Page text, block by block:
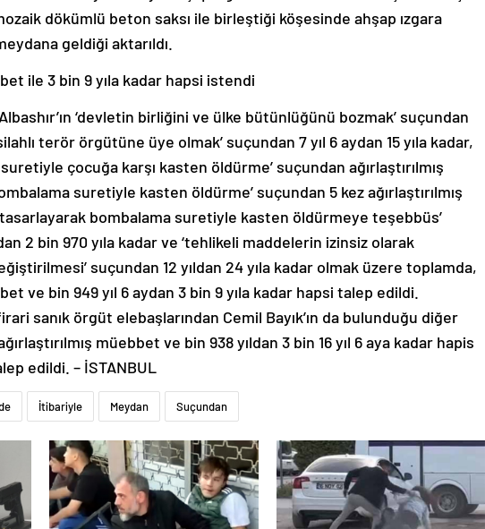
dökümlü beton saksı ile birleştiği köşesinde ahşap ızgara
geldiği aktarıldı.
ile 3 bin 9 yıla kadar hapsi istendi
‘devletin birliğini ve ülke bütünlüğünü bozmak’ suçundan
terör örgütüne üye olmak’ suçundan 7 yıl 6 aydan 15 yıla kadar,
çocuğa karşı kasten öldürme’ suçundan ağırlaştırılmış
suretiyle kasten öldürme’ suçundan 5 kez ağırlaştırılmış
bombalama suretiyle kasten öldürmeye teşebbüs’
2 bin 970 yıla kadar ve ‘tehlikeli maddelerin izinsiz olarak
suçundan 12 yıldan 24 yıla kadar olmak üzere toplamda,
ve bin 949 yıl 6 aydan 3 bin 9 yıla kadar hapsi talep edildi.
sanık örgüt elebaşlarından Cemil Bayık’ın da bulunduğu diğer
müebbet ve bin 938 yıldan 3 bin 16 yıl 6 aya kadar hapis
edildi. – İSTANBUL
İtibariyle Meydan Suçundan